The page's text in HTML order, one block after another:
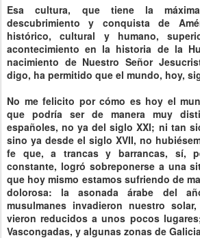
Esa cultura, que tiene la
descubrimiento y conquista de
histórico, cultural y humano,
acontecimiento en la historia de la
nacimiento de Nuestro Señor
digo, ha permitido que el mundo, hoy,
No me felicito por cómo es hoy el
que podría ser de manera muy
españoles, no ya del siglo XXI; ni tan
sino ya desde el siglo XVII, no
fe que, a trancas y barrancas, sí,
constante, logró sobreponerse a una
que hoy mismo estamos sufriendo de
dolorosa: la asonada árabe del
musulmanes invadieron nuestro
vieron reducidos a unos pocos
Vascongadas, y algunas zonas de